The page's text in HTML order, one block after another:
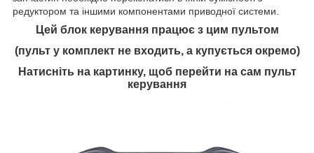
редуктором та іншими компонентами приводної системи.
Цей блок керування працює з цим пультом
(пульт у комплект не входить, а купується окремо)
Натисніть на картинку, щоб перейти на сам пульт
керування